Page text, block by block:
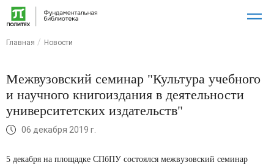
Главная Новости
Межвузовский семинар "Культура учебного
и научного книгоиздания в деятельности
университетских издательств"
06 декабря 2019 г.
5 декабря на площадке СПбПУ состоялся межвузовский семинар